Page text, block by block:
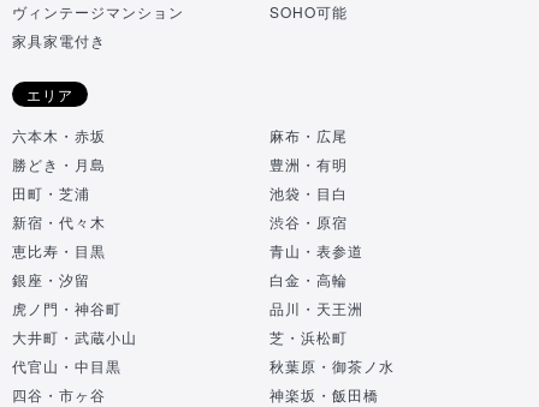
ヴィンテージマンション
SOHO可能
家具家電付き
エリア
六本木・赤坂
麻布・広尾
勝どき・月島
豊洲・有明
田町・芝浦
池袋・目白
新宿・代々木
渋谷・原宿
恵比寿・目黒
青山・表参道
銀座・汐留
白金・高輪
虎ノ門・神谷町
品川・天王洲
大井町・武蔵小山
芝・浜松町
代官山・中目黒
秋葉原・御茶ノ水
四谷・市ヶ谷
神楽坂・飯田橋